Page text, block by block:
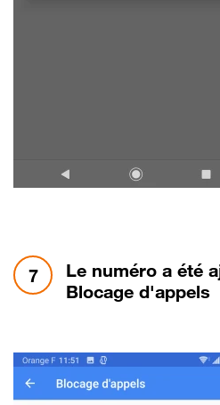
7 étape 7:
Le numéro a été
Blocage d'appels